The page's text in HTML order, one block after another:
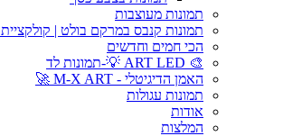
תמונות מעוצבות
תמונות קנבס במרקם בולט | קולקציית Art Touch
הכי חמים וחדשים
🎨 ART LED 💡-תמונות לד
האמן הדיגיטלי - M-X ART 🚀
תמונות עגולות
אודות
המלצות